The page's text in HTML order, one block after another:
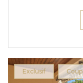
Exclusif